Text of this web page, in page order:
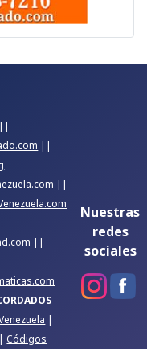
||
||
||
||
|
|Códigos
Nuestras
redes
sociales